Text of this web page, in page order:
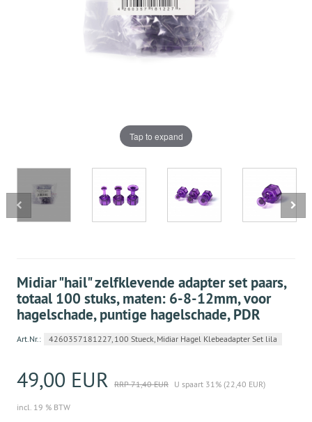
Tap to expand
Midiar "hail" zelfklevende adapter set paars,
totaal 100 stuks, maten: 6-8-12mm, voor
hagelschade, puntige hagelschade, PDR
Art.Nr.: 4260357181227, 100 Stueck, Midiar Hagel Klebeadapter Set lila
49,00 EUR RRP 71,40 EUR U spaart 31% (22,40 EUR)
incl. 19 % BTW